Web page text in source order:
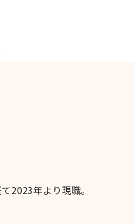
2023年より現職。